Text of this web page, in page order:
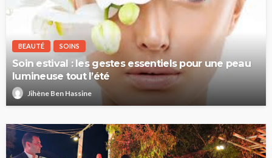
BEAUTÉ SOINS
Soin estival : les gestes essentiels pour une peau
lumineuse tout l’été
Jihène Ben Hassine